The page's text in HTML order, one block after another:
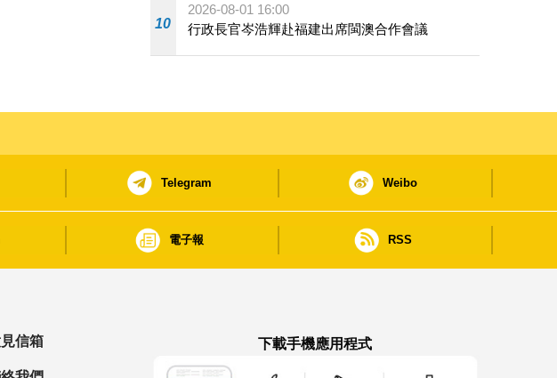
10
2026-08-01 16:00
行政長官岑浩輝赴福建出席閩澳合作會議
Telegram Weibo
電子報 RSS
信箱
下載手機應用程式